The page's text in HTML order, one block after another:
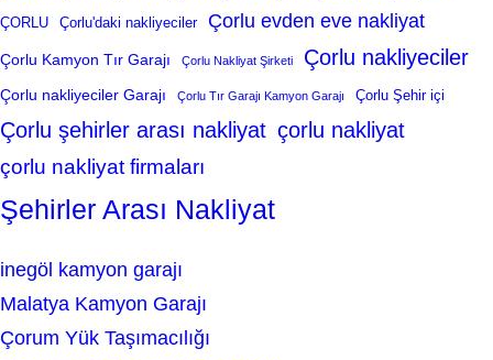
ÇORLU Çorlu'daki nakliyeciler Çorlu evden eve nakliyat
Çorlu Kamyon Tır Garajı Çorlu Nakliyat Şirketi Çorlu nakliyeciler
Çorlu nakliyeciler Garajı Çorlu Tır Garajı Kamyon Garajı Çorlu Şehir içi
Çorlu şehirler arası nakliyat çorlu nakliyat
çorlu nakliyat firmaları
Şehirler Arası Nakliyat
inegöl kamyon garajı
Malatya Kamyon Garajı
Çorum Yük Taşımacılığı